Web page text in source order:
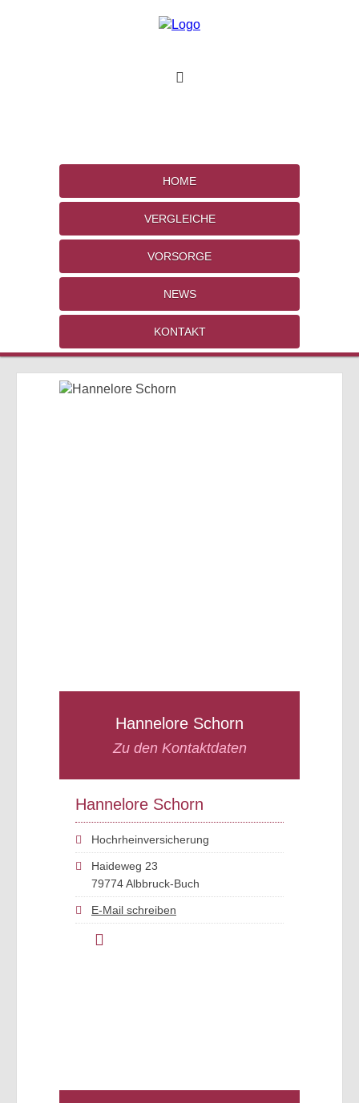
HOME
VERGLEICHE
VORSORGE
NEWS
KONTAKT
Hannelore Schorn
Zu den Kontaktdaten
Hannelore Schorn
Hochrheinversicherung
Haideweg 23
79774 Albbruck-Buch
E-Mail schreiben